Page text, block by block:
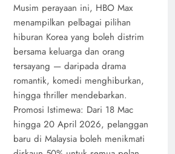
Musim perayaan ini, HBO Max
menampilkan pelbagai pilihan
hiburan Korea yang boleh distrim
bersama keluarga dan orang
tersayang — daripada drama
romantik, komedi menghiburkan,
hingga thriller mendebarkan.
Promosi Istimewa: Dari 18 Mac
hingga 20 April 2026, pelanggan
baru di Malaysia boleh menikmati